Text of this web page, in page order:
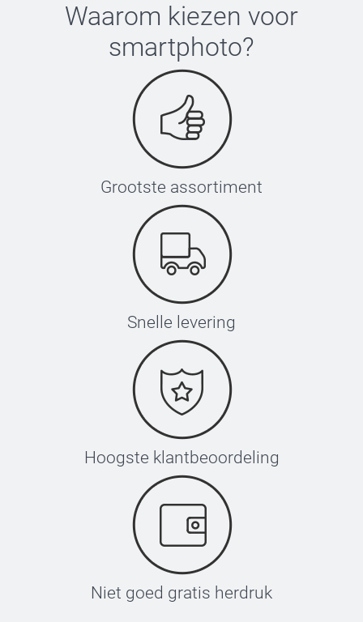
Waarom kiezen voor
smartphoto?
Grootste assortiment
Snelle levering
Hoogste klantbeoordeling
Niet goed gratis herdruk